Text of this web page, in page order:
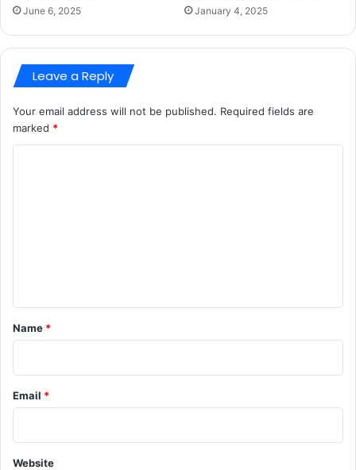
June 6, 2025 January 4, 2025
Leave a Reply
Your email address will not be published. Required fields are
marked *
*
Name *
Email *
Website